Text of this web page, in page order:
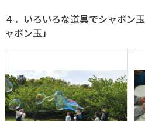
４．いろいろな道具でシャボン
ャボン玉」